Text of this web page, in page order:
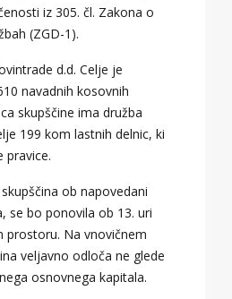
iz 305. čl. Zakona o
(ZGD-1).
d.d. Celje je
navadnih kosovnih
skupščine ima družba
199 kom lastnih delnic, ki
pravice.
ob napovedani
se bo ponovila ob 13. uri
prostoru. Na vnovičnem
veljavno odloča ne glede
osnovnega kapitala.